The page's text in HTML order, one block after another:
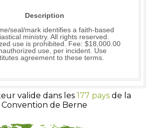
Description
seal/mark identifies a faith-based
ministry. All rights reserved.
use is prohibited. Fee: $18,000.00
use, per incident. Use
agreement to these terms.
valide dans les 177 paysde la
Convention de Berne